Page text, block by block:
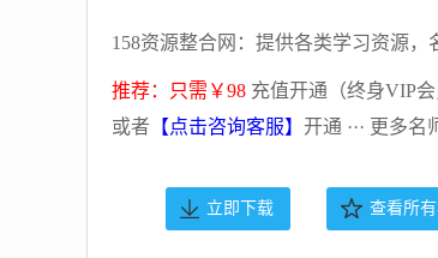
158资源整合网：提供各类学习资源，
推荐：只需￥98 充值开通（终身VIP
或者 【点击咨询客服】 开通 ··· 更多名
立即下载 查看所